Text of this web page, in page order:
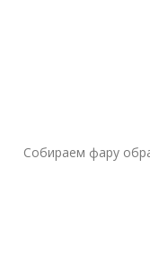
Собираем фару